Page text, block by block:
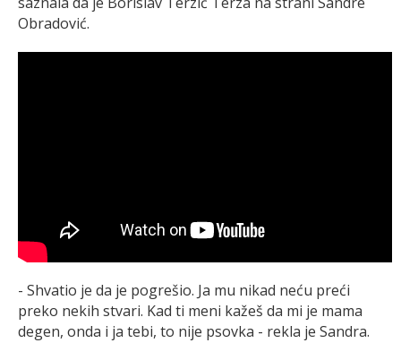
Obradović.
- Shvatio je da je pogrešio. Ja mu nikad neću preći
preko nekih stvari. Kad ti meni kažeš da mi je mama
degen, onda i ja tebi, to nije psovka - rekla je Sandra.